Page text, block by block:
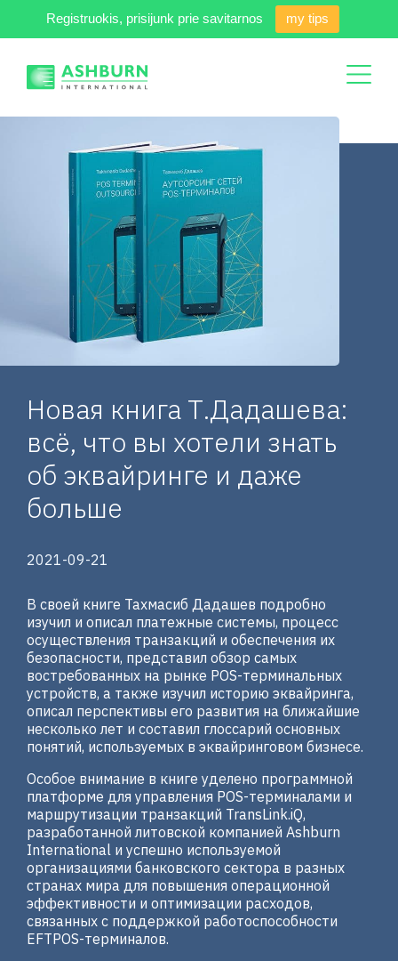
Registruokis, prisijunk prie savitarnos my tips
Новая книга Т.Дадашева:
всё, что вы хотели знать
об эквайринге и даже
больше
2021-09-21
В своей книге Тахмасиб Дадашев подробно
изучил и описал платежные системы, процесс
осуществления транзакций и обеспечения их
безопасности, представил обзор самых
востребованных на рынке POS-терминальных
устройств, а также изучил историю эквайринга,
описал перспективы его развития на ближайшие
несколько лет и составил глоссарий основных
понятий, используемых в эквайринговом бизнесе.
Особое внимание в книге уделено программной
платформе для управления POS-терминалами и
маршрутизации транзакций TransLink.iQ,
разработанной литовской компанией Ashburn
International и успешно используемой
организациями банковского сектора в разных
странах мира для повышения операционной
эффективности и оптимизации расходов,
связанных с поддержкой работоспособности
EFTPOS-терминалов.